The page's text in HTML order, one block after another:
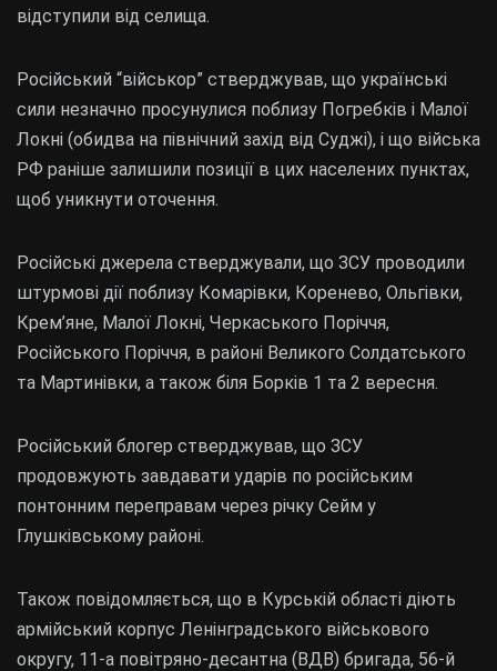
відступили від селища.
Російський “військор” стверджував, що українські
сили незначно просунулися поблизу Погребків і Малої
Локні (обидва на північний захід від Суджі), і що війська
РФ раніше залишили позиції в цих населених пунктах,
щоб уникнути оточення.
Російські джерела стверджували, що ЗСУ проводили
штурмові дії поблизу Комарівки, Коренево, Ольгівки,
Крем’яне, Малої Локні, Черкаського Поріччя,
Російського Поріччя, в районі Великого Солдатського
та Мартинівки, а також біля Борків 1 та 2 вересня.
Російський блогер стверджував, що ЗСУ
продовжують завдавати ударів по російським
понтонним переправам через річку Сейм у
Глушківському районі.
Також повідомляється, що в Курській області діють
армійський корпус Ленінградського військового
округу, 11-а повітряно-десантна (ВДВ) бригада, 56-й